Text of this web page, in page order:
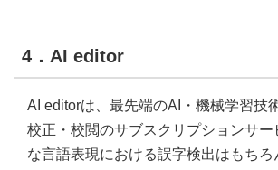
4．AI editor
AI editorは、最先端のAI・機械学習技
校正・校閲のサブスクリプションサー
な言語表現における誤字検出はもち